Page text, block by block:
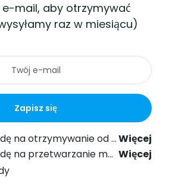
e-mail, aby otrzymywać
raz w miesiącu)
Zapisz się
handlowych drogą elektroniczną (na podany adres e-mail) w celach marketingowych, zgodnie z art. 398 ustawy z dnia 12 lipca 2024 r. Prawo Komunikacji Elektronicznej. Więcej
11, 58-100 Świdnica, w celu wysyłki newslettera zawierającego informacje handlowe i marketingowe, zgodnie z art. 6 ust. 1 lit. a) Ogólnego Rozporządzenia o Ochronie Danych (RODO).
Więcej